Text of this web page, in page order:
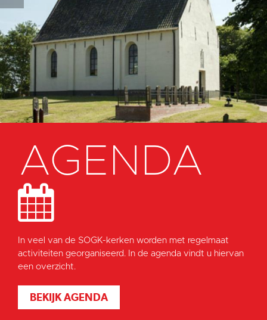
AGENDA
In veel van de SOGK-kerken worden met regelmaat
activiteiten georganiseerd. In de agenda vindt u hiervan
een overzicht.
BEKIJK AGENDA